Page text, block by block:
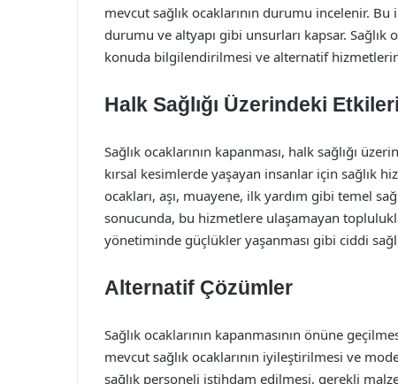
mevcut sağlık ocaklarının durumu incelenir.
durumu ve altyapı gibi unsurları kapsar. Sağlık
konuda bilgilendirilmesi ve alternatif
Halk Sağlığı Üzerindeki Etkileri
Sağlık ocaklarının kapanması, halk sağlığı
kırsal kesimlerde yaşayan insanlar için sağlık
ocakları, aşı, muayene, ilk yardım gibi temel
sonucunda, bu hizmetlere ulaşamayan
yönetiminde güçlükler yaşanması gibi ciddi
Alternatif Çözümler
Sağlık ocaklarının kapanmasının önüne
mevcut sağlık ocaklarının iyileştirilmesi ve
sağlık personeli istihdam edilmesi, gerekli